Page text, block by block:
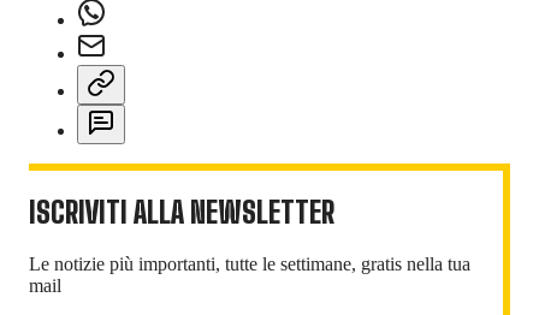
ISCRIVITI ALLA NEWSLETTER
Le notizie più importanti, tutte le settimane, gratis nella tua
mail